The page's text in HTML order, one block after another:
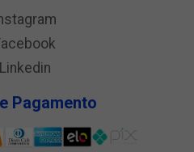
Linkedin
Pagamento